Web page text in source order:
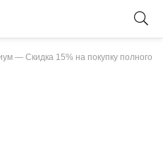
— Скидка 15% на покупку полного